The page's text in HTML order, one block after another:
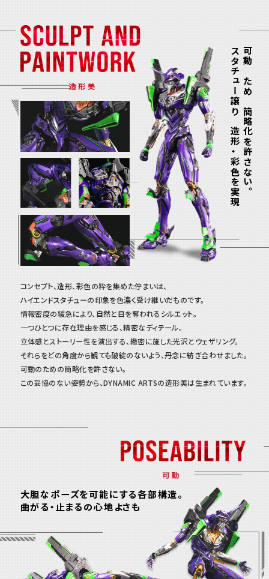
可動のための簡略化を許さない。
スタチュー譲りの造形・彩色を実現
コンセプト、造形、彩色の粋を集めた佇まいは、
ハイエンドスタチューの印象を色濃く受け継いだものです。
情報密度の緩急により、自然と目を奪われるシルエット。
一つひとつに存在理由を感じる、精密なディテール。
立体感とストーリー性を演出する、緻密に施した光沢とウェザリング。
それらをどの角度から観ても破綻のないよう、丹念に紡ぎ合わせました。
可動のための簡略化を許さない。
この妥協のない姿勢から、DYNAMIC ARTSの造形美は生まれています。
大胆なポーズを可能にする各部構造。
曲がる・止まるの心地よさも